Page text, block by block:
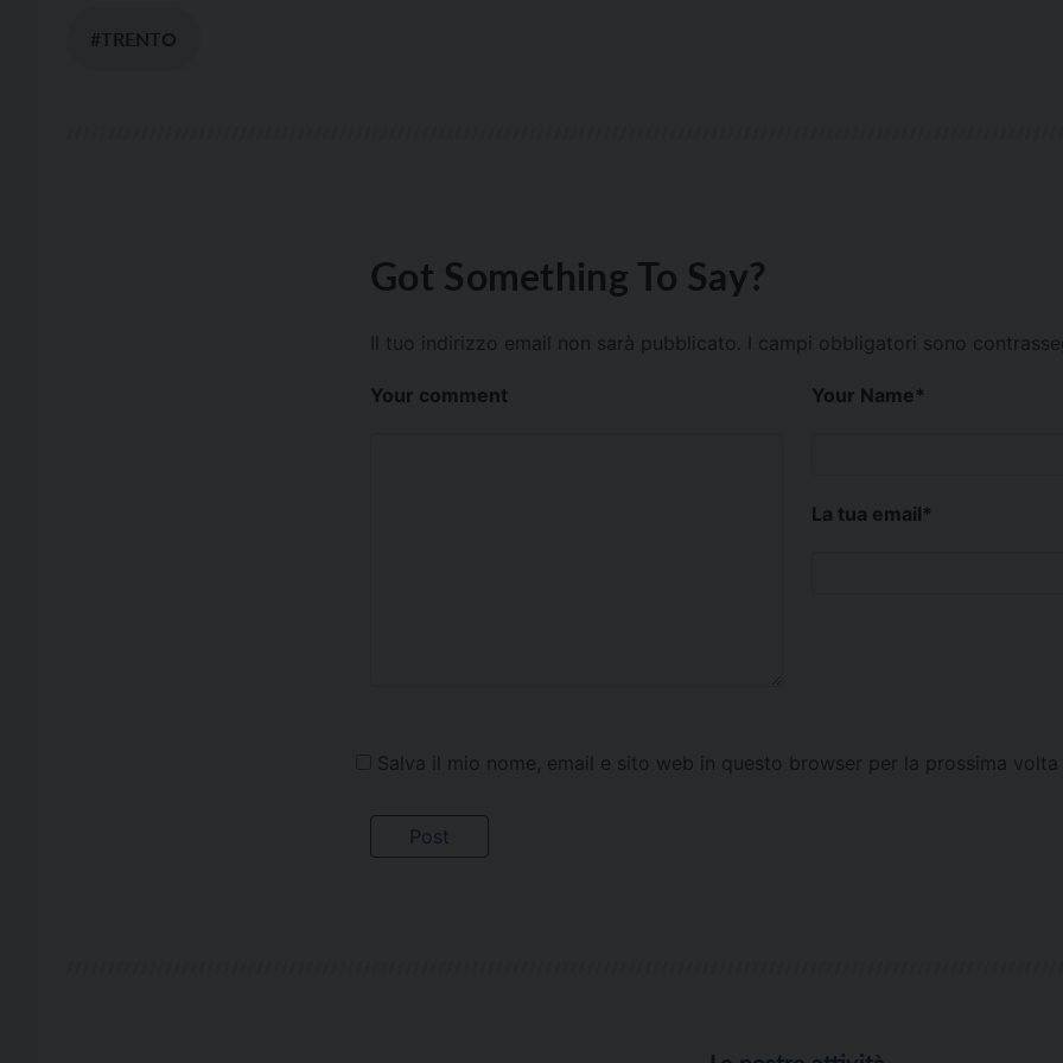
#TRENTO
Got Something To Say?
Il tuo indirizzo email non sarà pubblicato. I campi obbligatori sono
Your comment Your Name*
La tua email*
Salva il mio nome, email e sito web in questo browser per la prossima